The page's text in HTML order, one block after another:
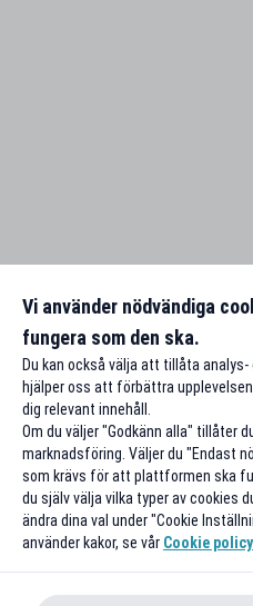
Vi använder nödvändiga
fungera som den ska.
Du kan också välja att tillåta
hjälper oss att förbättra
dig relevant innehåll.
Om du väljer "Godkänn alla" tillåter
marknadsföring. Väljer du "Endast
som krävs för att plattformen ska
du själv välja vilka typer av cookies
ändra dina val under "Cookie
använder kakor, se vår Cookie policy